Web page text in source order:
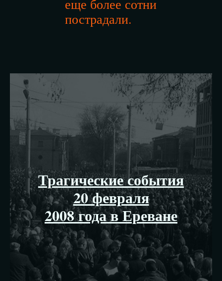
еще более сотни
пострадали.
Трагические события
20 февраля
2008 года в Ереване